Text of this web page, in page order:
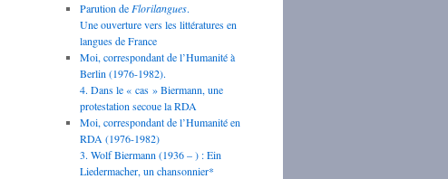
Parution de Florilangues.
Une ouverture vers les littératures en
langues de France
Moi, correspondant de l’Humanité à
Berlin (1976-1982).
4. Dans le « cas » Biermann, une
protestation secoue la RDA
Moi, correspondant de l’Humanité en
RDA (1976-1982)
3. Wolf Biermann (1936 – ) : Ein
Liedermacher, un chansonnier*